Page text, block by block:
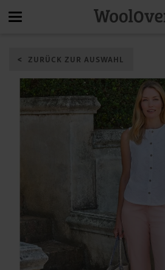
navigation
ZURÜCK ZUR AUSWAHL